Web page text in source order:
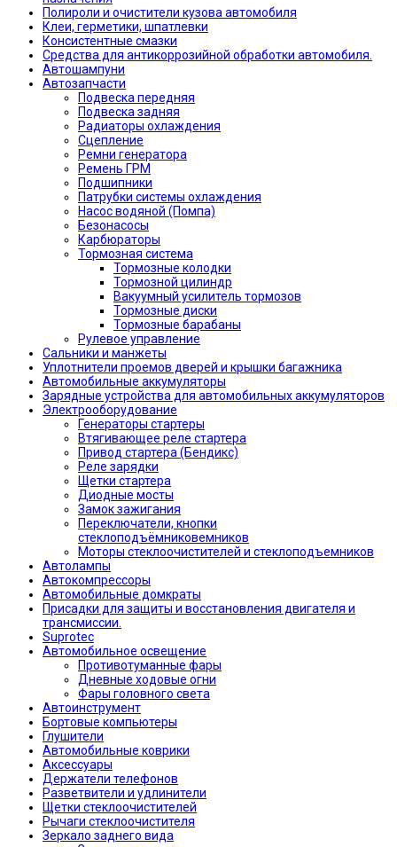
Полироли и очистители кузова автомобиля
Клеи, герметики, шпатлевки
Консистентные смазки
Средства для антикоррозийной обработки автомобиля.
Автошампуни
Автозапчасти
Подвеска передняя
Подвеска задняя
Радиаторы охлаждения
Сцепление
Ремни генератора
Ремень ГРМ
Подшипники
Патрубки системы охлаждения
Насос водяной (Помпа)
Безонасосы
Карбюраторы
Тормозная система
Тормозные колодки
Тормозной цилиндр
Вакуумный усилитель тормозов
Тормозные диски
Тормозные барабаны
Рулевое управление
Сальники и манжеты
Уплотнители проемов дверей и крышки багажника
Автомобильные аккумуляторы
Зарядные устройства для автомобильных аккумуляторов
Электрооборудование
Генераторы стартеры
Втягивающее реле стартера
Привод стартера (Бендикс)
Реле зарядки
Щетки стартера
Диодные мосты
Замок зажигания
Переключатели, кнопки
стеклоподъёмниковемников
Моторы стеклоочистителей и стеклоподъемников
Автолампы
Автокомпрессоры
Автомобильные домкраты
Присадки для защиты и восстановления двигателя и
трансмиссии.
Suprotec
Автомобильное освещение
Противотуманные фары
Дневные ходовые огни
Фары головного света
Автоинструмент
Бортовые компьютеры
Глушители
Автомобильные коврики
Аксессуары
Держатели телефонов
Разветвители и удлинители
Щетки стеклоочистителей
Рычаги стеклоочистителя
Зеркало заднего вида